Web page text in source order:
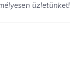
üzletünket!